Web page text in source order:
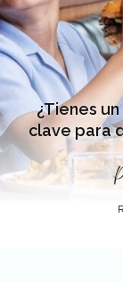
¿Tienes
clave para